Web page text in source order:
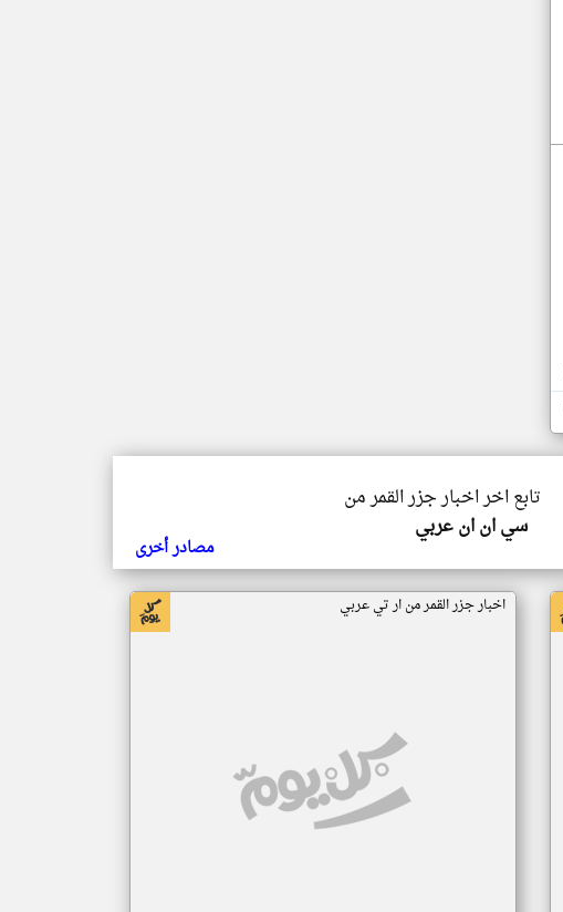
تابع اخر اخبار جزر القمر من
سي ان ان عربي
مصادر أخرى
اخبار جزر القمر من ار تي عربي